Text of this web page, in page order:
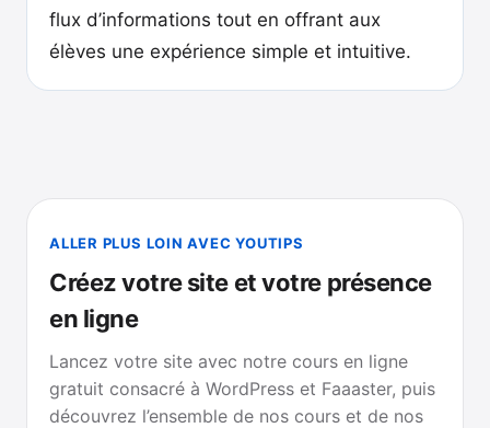
flux d’informations tout en offrant aux
élèves une expérience simple et intuitive.
ALLER PLUS LOIN AVEC YOUTIPS
Créez votre site et votre présence
en ligne
Lancez votre site avec notre cours en ligne
gratuit consacré à WordPress et Faaaster, puis
découvrez l’ensemble de nos cours et de nos